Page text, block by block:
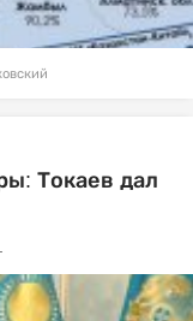
Токаев дал